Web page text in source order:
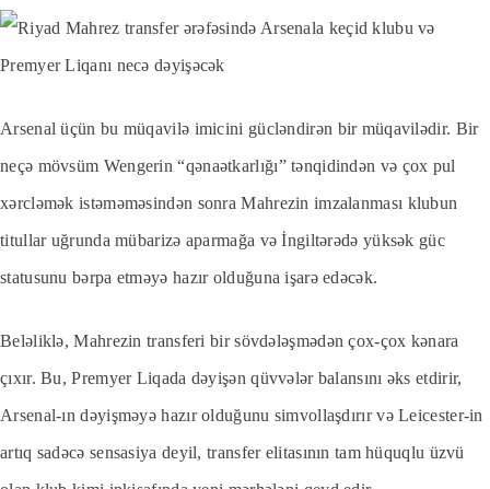
Arsenal üçün bu müqavilə imicini gücləndirən bir müqavilədir. Bir
neçə mövsüm Wengerin “qənaətkarlığı” tənqidindən və çox pul
xərcləmək istəməməsindən sonra Mahrezin imzalanması klubun
titullar uğrunda mübarizə aparmağa və İngiltərədə yüksək güc
statusunu bərpa etməyə hazır olduğuna işarə edəcək.
Beləliklə, Mahrezin transferi bir sövdələşmədən çox-çox kənara
çıxır. Bu, Premyer Liqada dəyişən qüvvələr balansını əks etdirir,
Arsenal-ın dəyişməyə hazır olduğunu simvollaşdırır və Leicester-in
artıq sadəcə sensasiya deyil, transfer elitasının tam hüquqlu üzvü